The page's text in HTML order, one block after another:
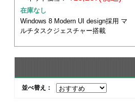
在庫なし
Windows 8 Modern UI design採用 マ
ルチタスクジェスチャー搭載
並べ替え：